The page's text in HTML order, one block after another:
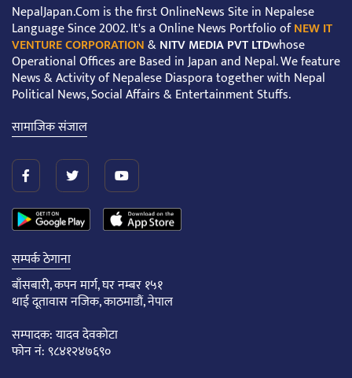
NepalJapan.Com is the first OnlineNews Site in Nepalese
Language Since 2002. It's a Online News Portfolio ofNEW IT
VENTURE CORPORATION&NITV MEDIA PVT LTDwhose
Operational Offices are Based in Japan and Nepal. We feature
News & Activity of Nepalese Diaspora together with Nepal
Political News, Social Affairs & Entertainment Stuffs.
सामाजिक संजाल
सम्पर्क ठेगाना
बाँसबारी, कपन मार्ग, घर नम्बर १५१
थाई दूतावास नजिक, काठमाडौं, नेपाल
सम्पादक: यादव देवकोटा
फोन नं: ९८४१२४७६९०